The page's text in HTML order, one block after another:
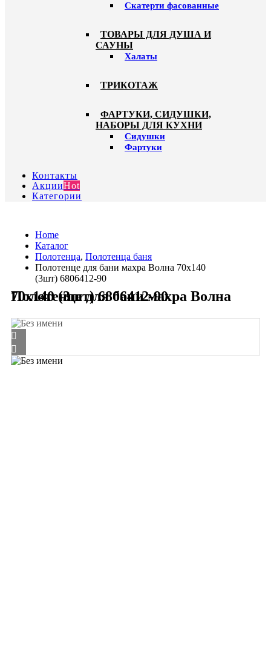
Скатерти фасованные
ТОВАРЫ ДЛЯ ДУША И
САУНЫ
Халаты
ТРИКОТАЖ
ФАРТУКИ, СИДУШКИ,
НАБОРЫ ДЛЯ КУХНИ
Сидушки
Фартуки
Контакты
АкцииHot
Категории
Home
Каталог
Полотенца, Полотенца баня
Полотенце для бани махра Волна 70х140
(3шт) 6806412-90
Полотенце для бани махра Волна 70х140 (3шт) 6806412-90